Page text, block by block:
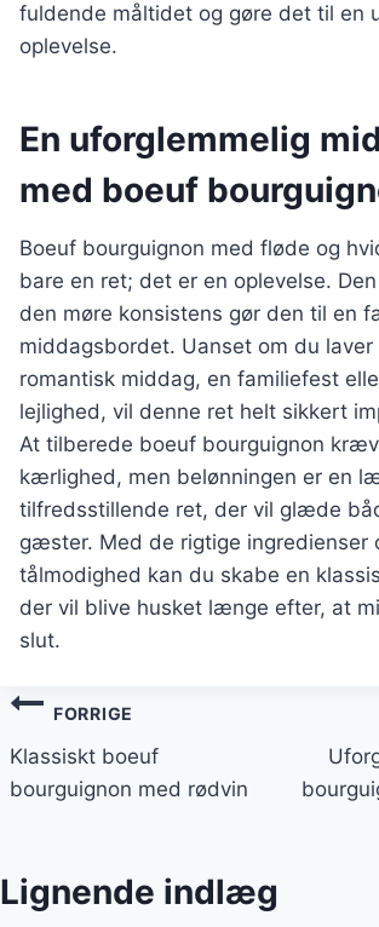
fuldende måltidet og gøre det til en
oplevelse.
En uforglemmelig
med boeuf
Boeuf bourguignon med fløde og
bare en ret; det er en oplevelse.
den møre konsistens gør den til en
middagsbordet. Uanset om du laver
romantisk middag, en familiefest
lejlighed, vil denne ret helt sikkert
At tilberede boeuf bourguignon
kærlighed, men belønningen er en
tilfredsstillende ret, der vil glæde
gæster. Med de rigtige ingredienser
tålmodighed kan du skabe en
der vil blive husket længe efter, at
slut.
Indlægsnavigation
FORRIGE
Klassiskt boeuf
bourguignon med rødvin
Lignende indlæg